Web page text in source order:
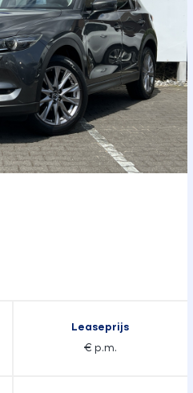
Leaseprijs
€ p.m.